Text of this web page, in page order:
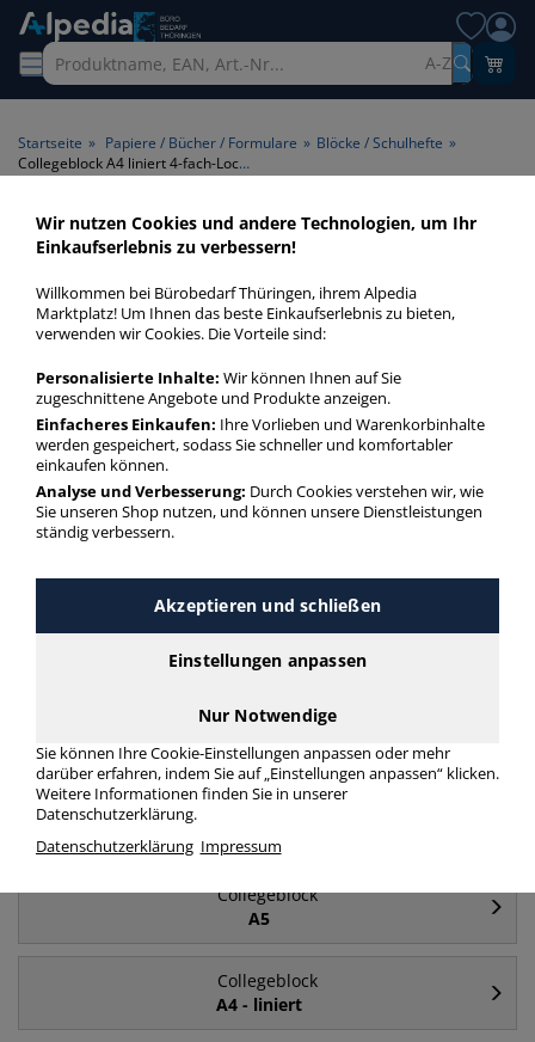
A-Z
Startseite » Papiere / Bücher / Formulare » Blöcke / Schulhefte »
Collegeblock A4 liniert 4-fach-Lochung
Collegeblock A4 liniert 4-fach-
Lochung > Lineatur liniert >
Format A4 > Lochung 4-fach-
Lochung
Collegeblock A4 liniert 4-fach-Lochung in bester Qualität
zum günstigen Preis. Finden Sie schnell Collegeblock A4
liniert 4-fach-Lochung mit unserer Filter-Funktion.
Collegeblock A4 liniert 4-fach-Lochung
Häufig gesucht
Collegeblock
A4
Collegeblock
A5
Collegeblock
A4 - liniert
Wir nutzen Cookies und andere Technologien, um Ihr
Einkaufserlebnis zu verbessern!
Willkommen bei Bürobedarf Thüringen, ihrem Alpedia
Marktplatz! Um Ihnen das beste Einkaufserlebnis zu bieten,
verwenden wir Cookies. Die Vorteile sind:
Personalisierte Inhalte: Wir können Ihnen auf Sie
zugeschnittene Angebote und Produkte anzeigen.
Einfacheres Einkaufen: Ihre Vorlieben und Warenkorbinhalte
werden gespeichert, sodass Sie schneller und komfortabler
einkaufen können.
Analyse und Verbesserung: Durch Cookies verstehen wir, wie
Sie unseren Shop nutzen, und können unsere Dienstleistungen
ständig verbessern.
Akzeptieren und schließen
Einstellungen anpassen
Nur Notwendige
Sie können Ihre Cookie-Einstellungen anpassen oder mehr
darüber erfahren, indem Sie auf „Einstellungen anpassen“ klicken.
Weitere Informationen finden Sie in unserer
Datenschutzerklärung.
Datenschutzerklärung Impressum